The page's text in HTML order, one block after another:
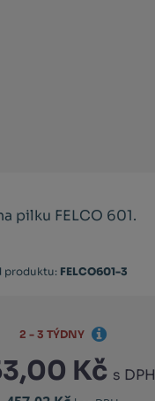
pilku FELCO 601.
produktu: FELCO601-3
Kč s DPH
2 - 3 TÝDNY